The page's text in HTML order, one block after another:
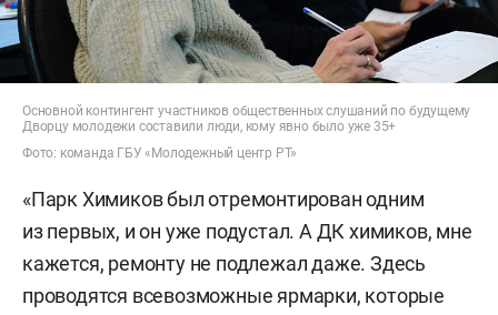
Основной контингент участников общественных слушаний по будущему
Дворцу молодежи составили люди, кому явно было уже 35+
Фото: команда ГБУ «Молодежный центр РТ»
«Парк Химиков был отремонтирован одним
из первых, и он уже подустал. А ДК химиков, мне
кажется, ремонту не подлежал даже. Здесь
проводятся всевозможные ярмарки, которые